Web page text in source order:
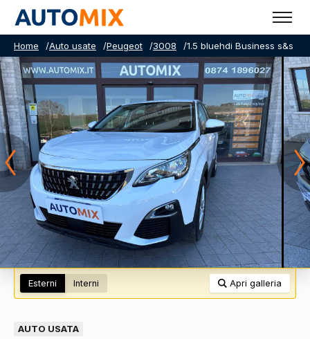
Home /Auto usate /Peugeot /3008 /1.5 bluehdi Business s&s
Esterni Interni Apri galleria
AUTO USATA